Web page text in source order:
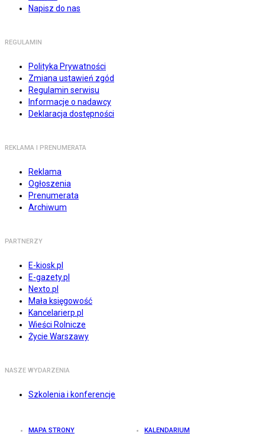
Napisz do nas
REGULAMIN
Polityka Prywatności
Zmiana ustawień zgód
Regulamin serwisu
Informacje o nadawcy
Deklaracja dostępności
REKLAMA I PRENUMERATA
Reklama
Ogłoszenia
Prenumerata
Archiwum
PARTNERZY
E-kiosk.pl
E-gazety.pl
Nexto.pl
Mała księgowość
Kancelarierp.pl
Wieści Rolnicze
Życie Warszawy
NASZE WYDARZENIA
Szkolenia i konferencje
MAPA STRONY KALENDARIUM